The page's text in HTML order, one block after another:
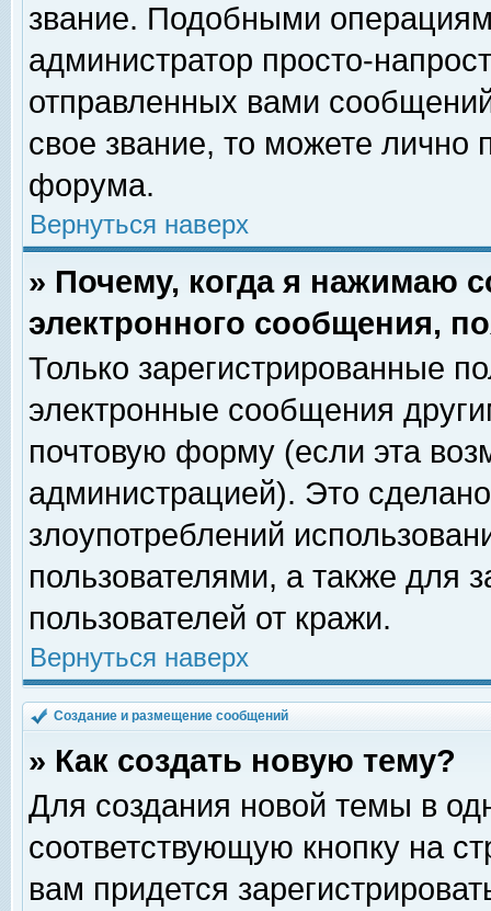
звание. Подобными
администратор просто-
отправленных вами
свое звание, то можете лично
форума.
Вернуться наверх
» Почему, когда я нажимаю
электронного сообщения,
Только зарегистрированные
электронные сообщения
почтовую форму (если эта
администрацией). Это
злоупотреблений
пользователями, а также для
пользователей от кражи.
Вернуться наверх
Создание и размещение сообщений
» Как создать новую тему?
Для создания новой темы в
соответствующую кнопку на
вам придется